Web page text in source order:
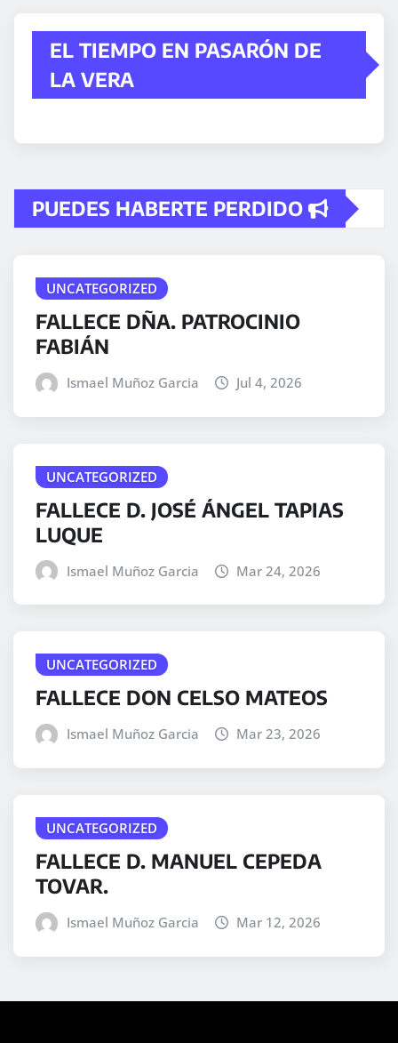
EL TIEMPO EN PASARÓN DE
LA VERA
PUEDES HABERTE PERDIDO
UNCATEGORIZED
FALLECE DÑA. PATROCINIO
FABIÁN
Ismael Muñoz Garcia Jul 4, 2026
UNCATEGORIZED
FALLECE D. JOSÉ ÁNGEL TAPIAS
LUQUE
Ismael Muñoz Garcia Mar 24, 2026
UNCATEGORIZED
FALLECE DON CELSO MATEOS
Ismael Muñoz Garcia Mar 23, 2026
UNCATEGORIZED
FALLECE D. MANUEL CEPEDA
TOVAR.
Ismael Muñoz Garcia Mar 12, 2026